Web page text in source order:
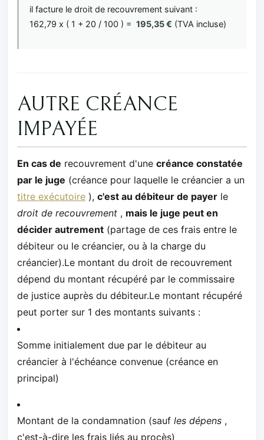
il facture le droit de recouvrement suivant :
162,79 x ( 1 + 20 / 100 ) = 195,35 € (TVA incluse)
AUTRE CRÉANCE
IMPAYÉE
En cas de recouvrement d'une créance constatée
par le juge (créance pour laquelle le créancier a un
titre exécutoire ), c'est au débiteur de payer le
droit de recouvrement , mais le juge peut en
décider autrement (partage de ces frais entre le
débiteur ou le créancier, ou à la charge du
créancier).Le montant du droit de recouvrement
dépend du montant récupéré par le commissaire
de justice auprès du débiteur.Le montant récupéré
peut porter sur 1 des montants suivants :
Somme initialement due par le débiteur au
créancier à l'échéance convenue (créance en
principal)
Montant de la condamnation (sauf les dépens ,
c'est-à-dire les frais liés au procès)